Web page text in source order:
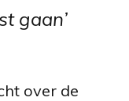
gaan’
over de